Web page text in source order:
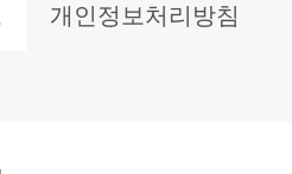
개인정보처리방침